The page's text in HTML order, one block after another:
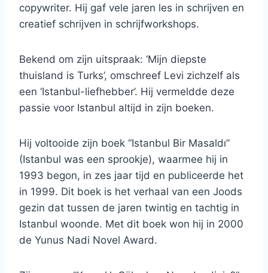
copywriter. Hij gaf vele jaren les in schrijven en
creatief schrijven in schrijfworkshops.
Bekend om zijn uitspraak: ‘Mijn diepste
thuisland is Turks’, omschreef Levi zichzelf als
een ‘Istanbul-liefhebber’. Hij vermeldde deze
passie voor Istanbul altijd in zijn boeken.
Hij voltooide zijn boek “Istanbul Bir Masaldı”
(Istanbul was een sprookje), waarmee hij in
1993 begon, in zes jaar tijd en publiceerde het
in 1999. Dit boek is het verhaal van een Joods
gezin dat tussen de jaren twintig en tachtig in
Istanbul woonde. Met dit boek won hij in 2000
de Yunus Nadi Novel Award.